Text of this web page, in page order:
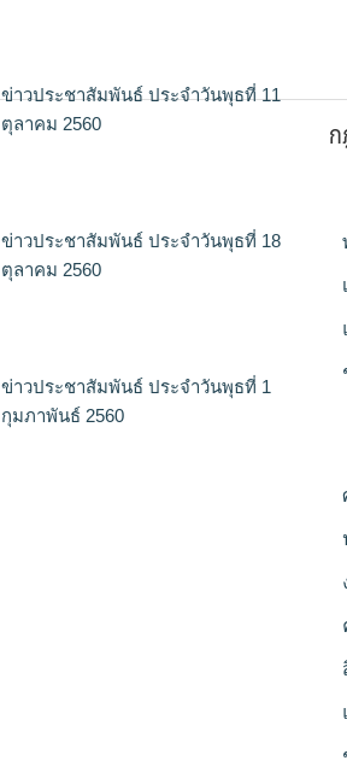
ข่าวประชาสัมพันธ์ ประจำวันพุธที่ 11
ตุลาคม 2560
ข่าวประชาสัมพันธ์ ประจำวันพุธที่ 18
ตุลาคม 2560
ข่าวประชาสัมพันธ์ ประจำวันพุธที่ 1
กุมภาพันธ์ 2560